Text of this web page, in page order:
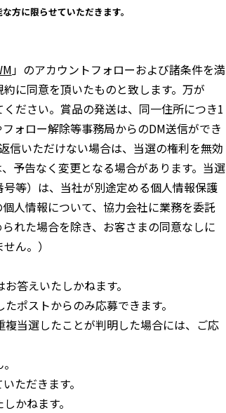
方に限らせていただきます。
」のアカウントフォローおよび諸条件を満
に同意を頂いたものと致します。万が
ださい。賞品の発送は、同一住所につき1
ォロー解除等事務局からのDM送信ができ
信いただけない場合は、当選の権利を無効
予告なく変更となる場合があります。当選
等）は、当社が別途定める個人情報保護
人情報について、協力会社に業務を委託
れた場合を除き、お客さまの同意なしに
ん。）
答えいたしかねます。
ポストからのみ応募できます。
当選したことが判明した場合には、ご応
ただきます。
かねます。